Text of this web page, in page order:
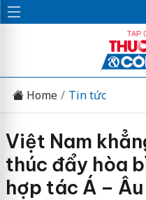
Home Tin tức
Việt Nam
thúc đẩy hòa
hợp tác Á – Âu